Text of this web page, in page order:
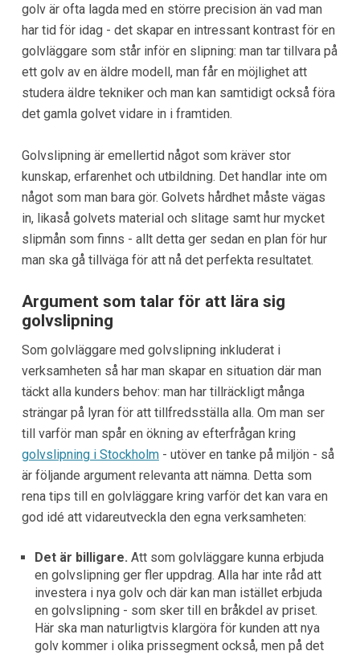
golv är ofta lagda med en större precision än vad man
har tid för idag - det skapar en intressant kontrast för en
golvläggare som står inför en slipning: man tar tillvara på
ett golv av en äldre modell, man får en möjlighet att
studera äldre tekniker och man kan samtidigt också föra
det gamla golvet vidare in i framtiden.
Golvslipning är emellertid något som kräver stor
kunskap, erfarenhet och utbildning. Det handlar inte om
något som man bara gör. Golvets hårdhet måste vägas
in, likaså golvets material och slitage samt hur mycket
slipmån som finns - allt detta ger sedan en plan för hur
man ska gå tillväga för att nå det perfekta resultatet.
Argument som talar för att lära sig
golvslipning
Som golvläggare med golvslipning inkluderat i
verksamheten så har man skapar en situation där man
täckt alla kunders behov: man har tillräckligt många
strängar på lyran för att tillfredsställa alla. Om man ser
till varför man spår en ökning av efterfrågan kring
golvslipning i Stockholm- utöver en tanke på miljön - så
är följande argument relevanta att nämna. Detta som
rena tips till en golvläggare kring varför det kan vara en
god idé att vidareutveckla den egna verksamheten:
Det är billigare. Att som golvläggare kunna erbjuda
en golvslipning ger fler uppdrag. Alla har inte råd att
investera i nya golv och där kan man istället erbjuda
en golvslipning - som sker till en bråkdel av priset.
Här ska man naturligtvis klargöra för kunden att nya
golv kommer i olika prissegment också, men på det